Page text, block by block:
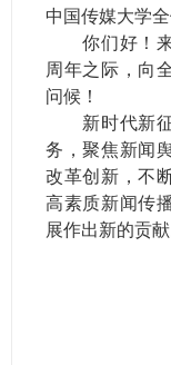
中国传媒大学全
你们好！来
周年之际，向
问候！
新时代新征
务，聚焦新闻
改革创新，不
高素质新闻传
展作出新的贡献